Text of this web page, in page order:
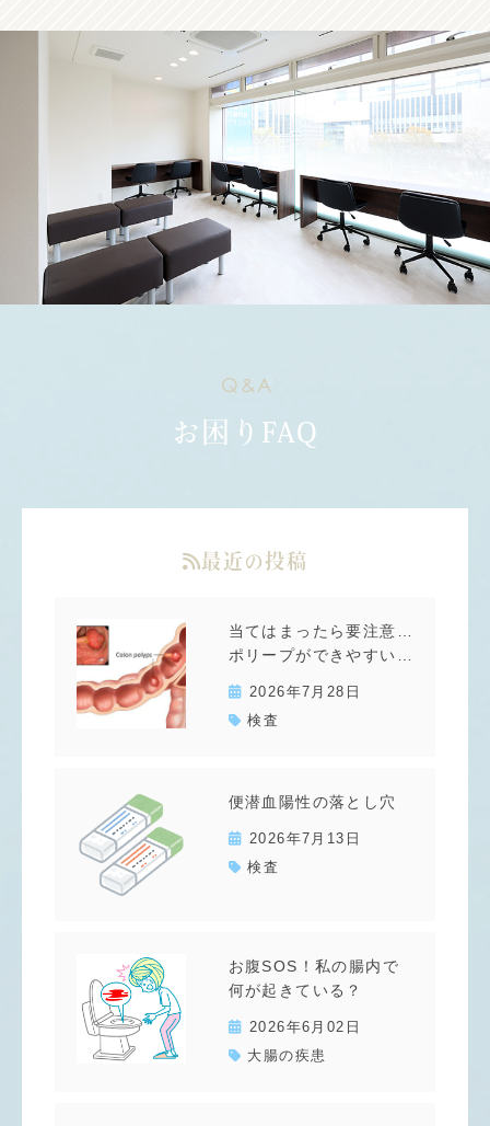
Q&A
お困りFAQ
最近の投稿
当てはまったら要注意！
2026年7月28日
検査
便潜血陽性の落とし穴
2026年7月13日
検査
お腹SOS！私の腸内で
何が起きている？
2026年6月02日
大腸の疾患